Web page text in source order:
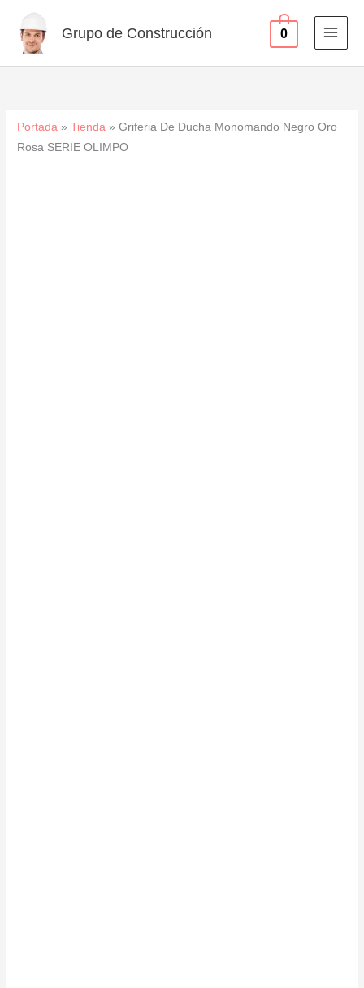
contenido
Grupo de Construcción 0
Portada »Tienda »Griferia De Ducha Monomando Negro Oro
Rosa SERIE OLIMPO
Rosa
SERIE